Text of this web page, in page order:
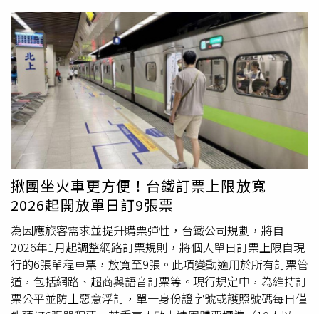
地板也遭到污染。台鐵獲報後，隨即暫緩使用該節車廂，並
安排列車入庫，進行全車清掃與消毒作業，同時更換座椅絨
毛布及頭巾，以確保旅客健康與乘車安全。事後，台鐵台東
機務段調閱車廂監視器畫面並報警處理，提出毀損告訴，並
著手估算相關損失。鐵路警察局追查後發現，事發當時該車
廂內僅有1名乘客，鎖定59歲孫姓男子涉案。警方指出，孫
男為竊盜通緝犯、居無定所，於去年4月15日將其查緝到
案。孫男供稱，當時因身體不適，在車上忍不住排泄於褲
內，因一時慌亂試圖擦拭乾淨，才會將糞便塗抹在座椅上，
並非刻意破壞。台鐵後續依侵權行為提起民事求償，主張因
孫男行為導致座位枕巾清洗後仍無法使用，且穢物橫跨多個
座位，必須進行全車清潔、消毒，並更換座椅相關設備，支
出費用共計新台幣18萬4115元。橋頭簡易庭審理指出，孫
姓男子先前在台東地方法院刑事庭審理時，已坦承相關犯
行，並經刑事判決認定成立致令他人物品不堪用罪；民事部
分，孫男經合法通知，未於言詞辯論期日到庭，也未提出任
何書狀爭執，依法視同自認。法院審酌台鐵提出的車輛清潔
揪團坐火車更方便！台鐵訂票上限放寬
2026起開放單日訂9張票
為因應旅客需求並提升購票彈性，台鐵公司規劃，將自
2026年1月起調整網路訂票規則，將個人單日訂票上限自現
行的6張單程車票，放寬至9張。此項變動適用於所有訂票管
道，包括網路、超商與語音訂票等。現行規定中，為維持訂
票公平並防止惡意浮訂，單一身份證字號或護照號碼每日僅